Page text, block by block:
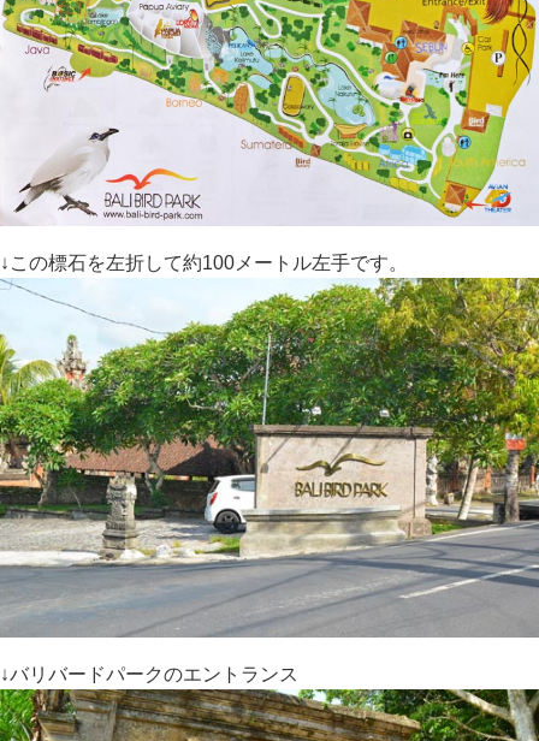
↓この標石を左折して約100メートル左手です。
↓バリバードパークのエントランス